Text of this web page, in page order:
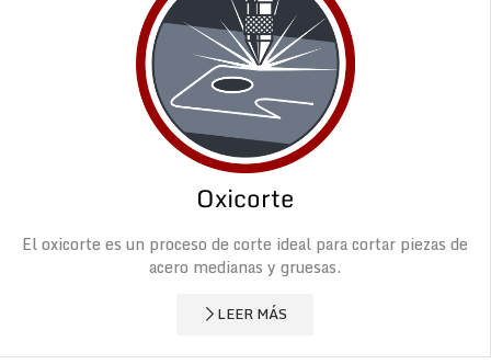
Oxicorte
El oxicorte es un proceso de corte ideal para cortar piezas de
acero medianas y gruesas.
LEER MÁS